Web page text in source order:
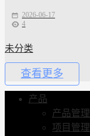
2026-06-17
4
未分类
查看更多
产品
产品管理
项目管理